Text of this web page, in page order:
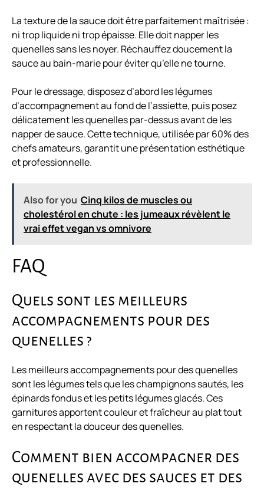
La texture de la sauce doit être parfaitement maîtrisée :
ni trop liquide ni trop épaisse. Elle doit napper les
quenelles sans les noyer. Réchauffez doucement la
sauce au bain-marie pour éviter qu’elle ne tourne.
Pour le dressage, disposez d’abord les légumes
d’accompagnement au fond de l’assiette, puis posez
délicatement les quenelles par-dessus avant de les
napper de sauce. Cette technique, utilisée par 60% des
chefs amateurs, garantit une présentation esthétique
et professionnelle.
Also for you Cinq kilos de muscles ou
cholestérol en chute : les jumeaux révèlent le
vrai effet vegan vs omnivore
FAQ
Quels sont les meilleurs
accompagnements pour des
quenelles ?
Les meilleurs accompagnements pour des quenelles
sont les légumes tels que les champignons sautés, les
épinards fondus et les petits légumes glacés. Ces
garnitures apportent couleur et fraîcheur au plat tout
en respectant la douceur des quenelles.
Comment bien accompagner des
quenelles avec des sauces et des